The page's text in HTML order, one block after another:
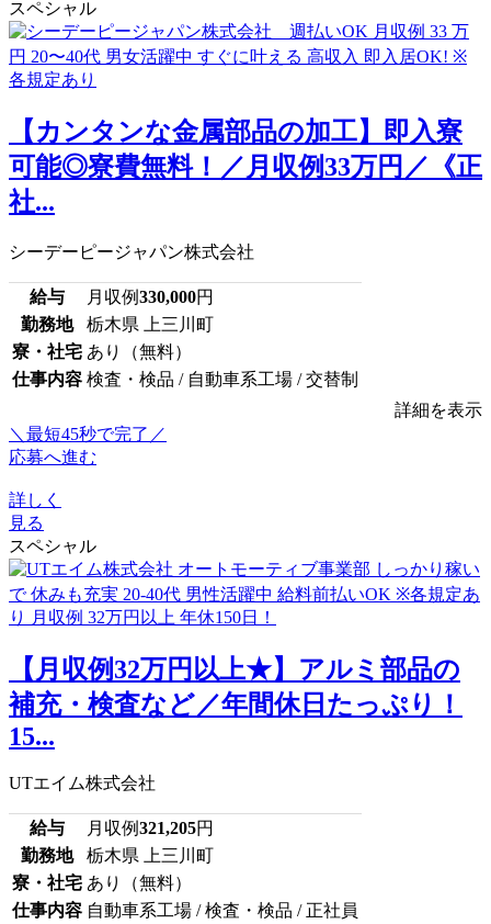
スペシャル
【カンタンな金属部品の加工】即入寮
可能◎寮費無料！／月収例33万円／《正
社...
シーデーピージャパン株式会社
給与 月収例330,000円
勤務地
栃木県 上三川町
寮・社宅 あり（無料）
仕事内容 検査・検品 / 自動車系工場 / 交替制
詳細を表示
＼最短45秒で完了／
応募へ進む
詳しく
見る
スペシャル
【月収例32万円以上★】アルミ部品の
補充・検査など／年間休日たっぷり！
15...
UTエイム株式会社
給与 月収例321,205円
勤務地
栃木県 上三川町
寮・社宅 あり（無料）
仕事内容 自動車系工場 / 検査・検品 / 正社員